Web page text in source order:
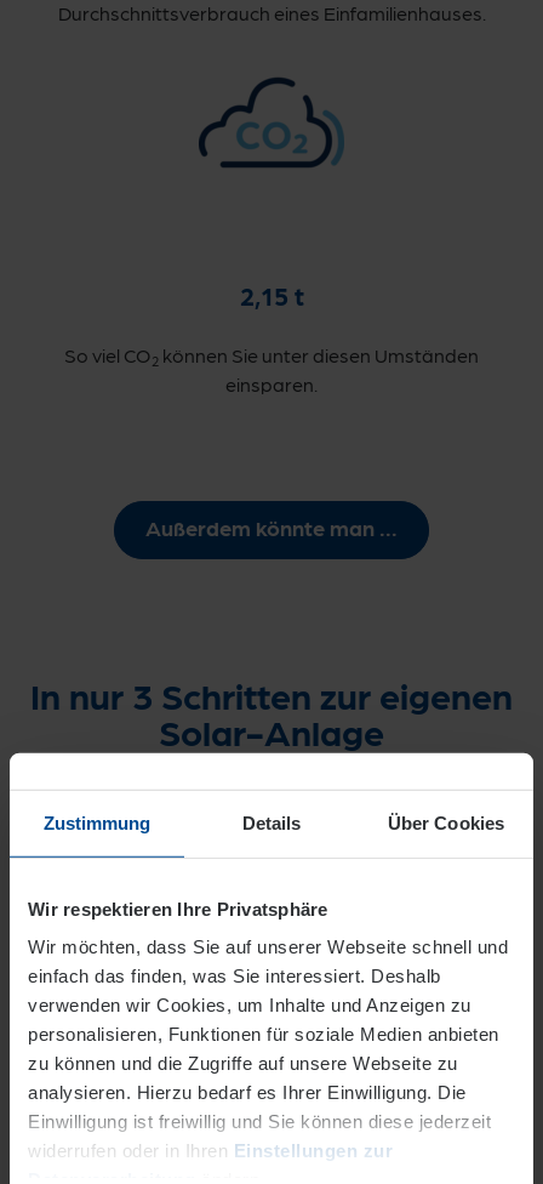
Zustimmung Details Über Cookies
Wir respektieren Ihre Privatsphäre
Wir möchten, dass Sie auf unserer Webseite schnell und
einfach das finden, was Sie interessiert. Deshalb
verwenden wir Cookies, um Inhalte und Anzeigen zu
personalisieren, Funktionen für soziale Medien anbieten
zu können und die Zugriffe auf unsere Webseite zu
analysieren. Hierzu bedarf es Ihrer Einwilligung. Die
Einwilligung ist freiwillig und Sie können diese jederzeit
widerrufen oder in Ihren Einstellungen zur
Durchschnittsverbrauch eines Einfamilienhauses.
2,15 t
So viel CO2 können Sie unter diesen Umständen
einsparen.
Außerdem könnte man ...
In nur 3 Schritten zur eigenen
Solar-Anlage
1. Termin vereinbaren
Beratungstermin. Schon im Voraus klären wir die
wesentlichen Details zu Ihrem Haus und Ihrem
Energiebedarf.
2. Persönliche Beratung beim Vor-Ort-
Termin
Mit Blick auf Ihre individuelle Situation zu Energiebedarf
und bautechnischen Gegebenheiten beraten Sie unsere
Fachspezialisten gern direkt vor Ort. Selbstverständlich